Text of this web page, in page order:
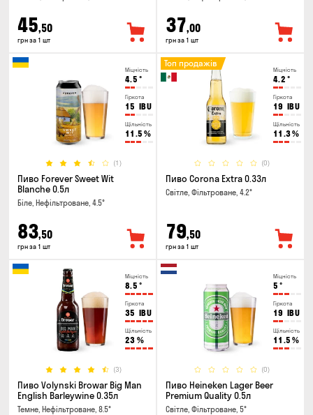
45,50
грн за 1 шт
37,00
грн за 1 шт
Міцність
4.5 °
Гіркота
15 IBU
Щільність
11.5 %
(1)
Пиво Forever Sweet Wit
Blanche 0.5л
Біле, Нефільтроване, 4.5°
83,50
грн за 1 шт
Міцність
4.2 °
Гіркота
19 IBU
Щільність
11.3%
(0)
Топ продажів
Пиво Corona Extra 0.33л
Світле, Фільтроване, 4.2°
79,50
грн за 1 шт
Міцність
8.5 °
Гіркота
35 IBU
Щільність
23 %
(3)
Пиво Volynski Browar Big Man
English Barleywine 0.35л
Темне, Нефільтроване, 8.5°
Міцність
5 °
Гіркота
19 IBU
Щільність
11.5 %
(0)
Пиво Heineken Lager Beer
Premium Quality 0.5л
Світле, Фільтроване, 5°